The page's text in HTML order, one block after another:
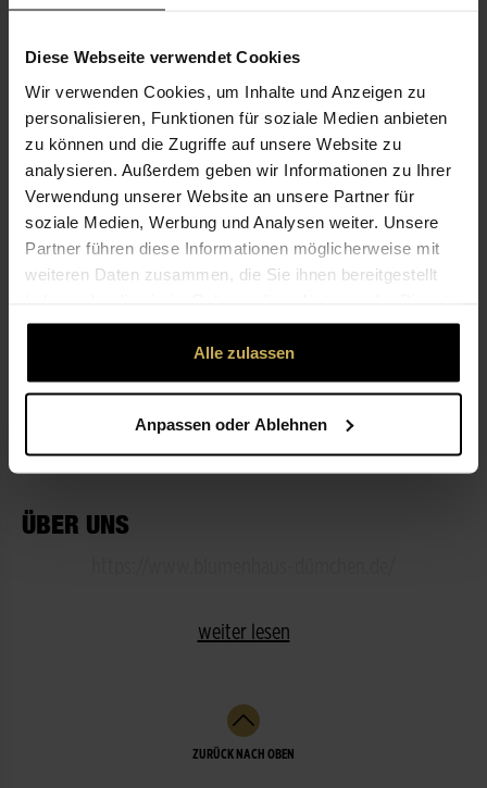
Diese Webseite verwendet Cookies
Wir verwenden Cookies, um Inhalte und Anzeigen zu
personalisieren, Funktionen für soziale Medien anbieten
zu können und die Zugriffe auf unsere Website zu
analysieren. Außerdem geben wir Informationen zu Ihrer
Verwendung unserer Website an unsere Partner für
soziale Medien, Werbung und Analysen weiter. Unsere
Partner führen diese Informationen möglicherweise mit
weiteren Daten zusammen, die Sie ihnen bereitgestellt
gesammelt haben.
Alle zulassen
Anpassen oder Ablehnen
Blumenhaus V. Dümchen
Dümchen, Volker
Pyrmonter Str. 1A
32816 Schieder-Schwalenberg
05282-255
05282-96 92 24
ÜBER UNS
weiter lesen
ZURÜCK NACH OBEN